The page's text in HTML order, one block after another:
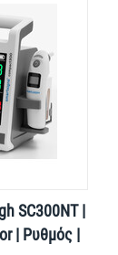
SC300NT |
| Ρυθμός |